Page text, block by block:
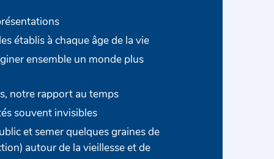
établis à chaque âge de la vie
ensemble un monde plus
notre rapport au temps
souvent invisibles
et semer quelques graines de
autour de la vieillesse et de